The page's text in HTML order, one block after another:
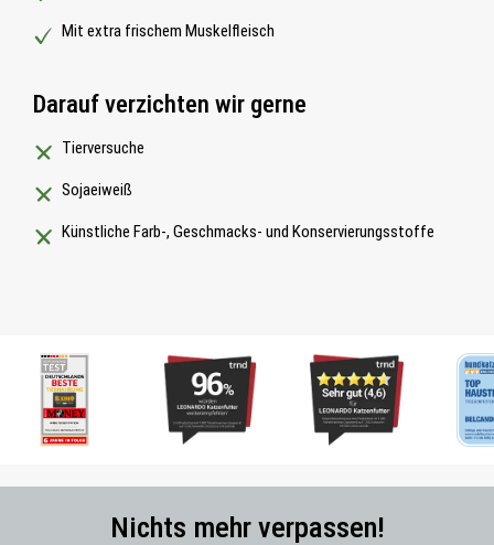
Mit extra frischem Muskelfleisch
Darauf verzichten wir gerne
Tierversuche
Sojaeiweiß
Künstliche Farb-, Geschmacks- und Konservierungsstoffe
Nichts mehr verpassen!